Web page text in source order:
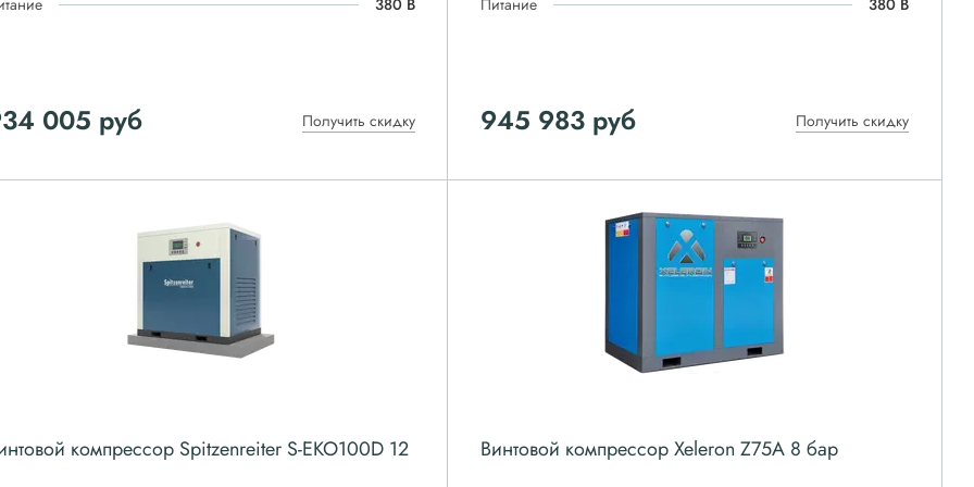
380 В
005 руб Получить скидку
Питание 380 В
945 983руб Получить скидку
компрессор Spitzenreiter S-EKO100D 12 Винтовой компрессор Xeleron Z75A 8 бар